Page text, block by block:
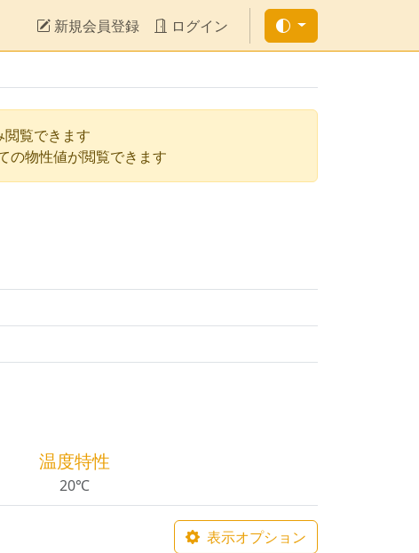
新規会員登録 ログイン
覧できます
の物性値が閲覧できます
温度特性
20℃
表示オプション